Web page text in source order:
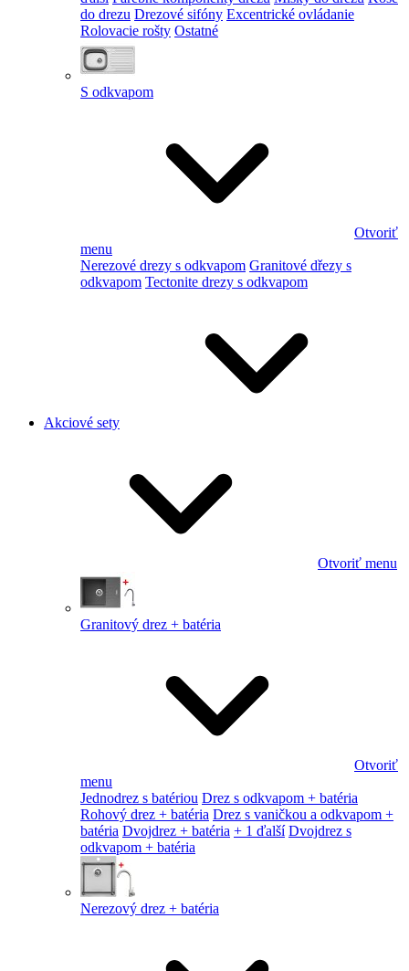
do drezu Drezové sifóny Excentrické ovládanie
Rolovacie rošty Ostatné
S odkvapom
Otvoriť
menu
Nerezové drezy s odkvapom Granitové dřezy s
odkvapom Tectonite drezy s odkvapom
Akciové sety
Otvoriť menu
Granitový drez + batéria
Otvoriť
menu
Jednodrez s batériou Drez s odkvapom + batéria
Rohový drez + batéria Drez s vaničkou a odkvapom +
batéria Dvojdrez + batéria + 1 ďalší Dvojdrez s
odkvapom + batéria
Nerezový drez + batéria